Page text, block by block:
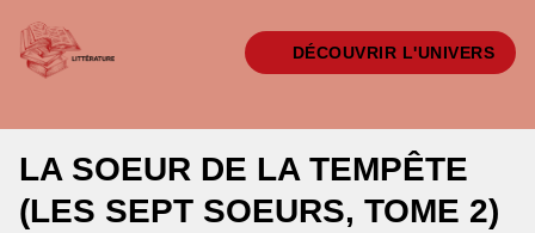
DÉCOUVRIR L'UNIVERS
LA SOEUR DE LA TEMPÊTE
(LES SEPT SOEURS, TOME 2)